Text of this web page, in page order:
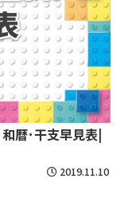
暦･干支早見表|
2019.11.10